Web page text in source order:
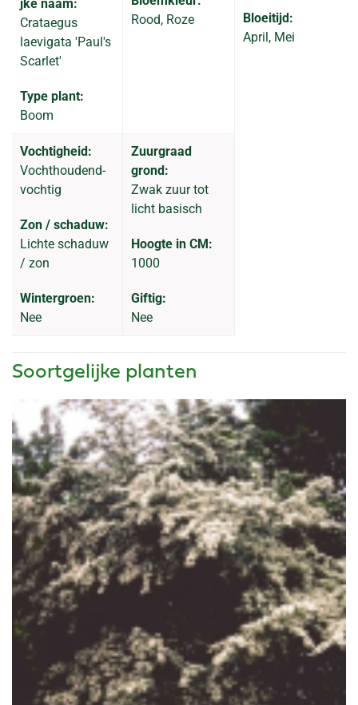
jke naam:
Crataegus
laevigata 'Paul's
Scarlet'
Type plant:
Boom
Rood, Roze
Bloeitijd:
April, Mei
Vochtigheid:
Vochthoudend-
vochtig
Zon / schaduw:
Lichte schaduw
/ zon
Wintergroen:
Nee
Zuurgraad
grond:
Zwak zuur tot
licht basisch
Hoogte in CM:
1000
Giftig:
Nee
Soortgelijke planten